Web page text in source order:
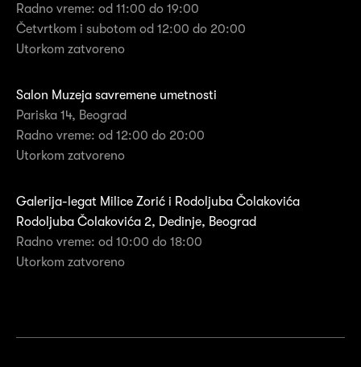
Radno vreme: od 11:00 do 19:00
Četvrtkom i subotom od 12:00 do 20:00
Utorkom zatvoreno
Salon Muzeja savremene umetnosti
Pariska 14, Beograd
Radno vreme: od 12:00 do 20:00
Utorkom zatvoreno
Galerija-legat Milice Zorić i Rodoljuba Čolakovića
Rodoljuba Čolakovića 2, Dedinje, Beograd
Radno vreme: od 10:00 do 18:00
Utorkom zatvoreno